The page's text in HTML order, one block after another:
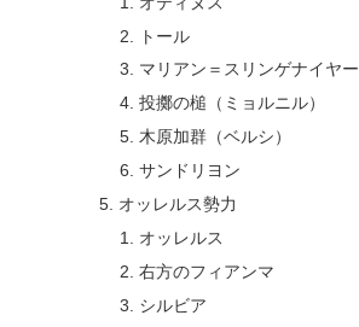
トール
マリアン＝スリンゲナイヤー
投擲の槌（ミョルニル）
木原加群（ベルシ）
サンドリヨン
オッレルス勢力
オッレルス
右方のフィアンマ
シルビア